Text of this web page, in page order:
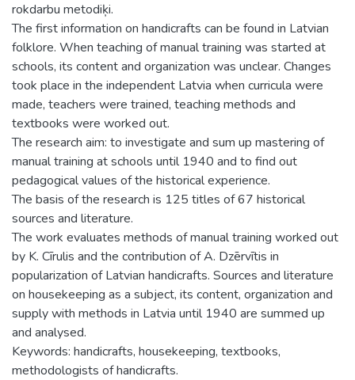
rokdarbu metodiķi.
The first information on handicrafts can be found in Latvian
folklore. When teaching of manual training was started at
schools, its content and organization was unclear. Changes
took place in the independent Latvia when curricula were
made, teachers were trained, teaching methods and
textbooks were worked out.
The research aim: to investigate and sum up mastering of
manual training at schools until 1940 and to find out
pedagogical values of the historical experience.
The basis of the research is 125 titles of 67 historical
sources and literature.
The work evaluates methods of manual training worked out
by K. Cīrulis and the contribution of A. Dzērvītis in
popularization of Latvian handicrafts. Sources and literature
on housekeeping as a subject, its content, organization and
supply with methods in Latvia until 1940 are summed up
and analysed.
Keywords: handicrafts, housekeeping, textbooks,
methodologists of handicrafts.